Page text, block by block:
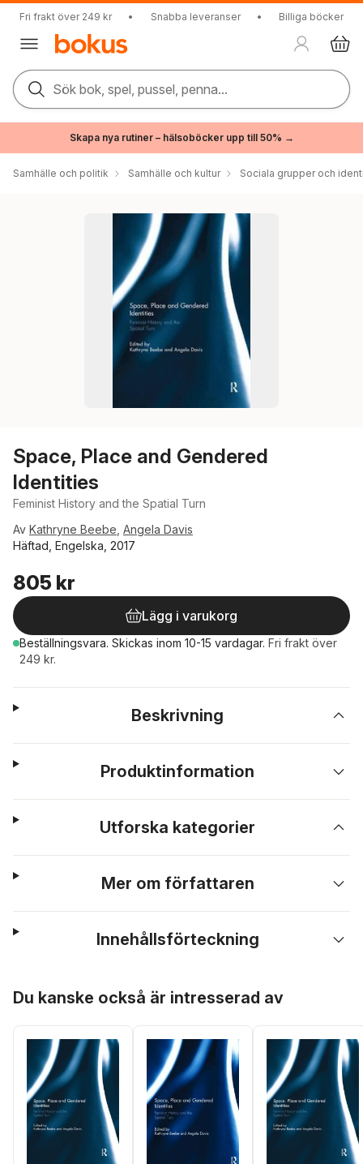
Fri frakt över 249 kr • Snabba leveranser • Billiga böcker
Sök bok, spel, pussel, penna...
Skapa nya rutiner – hälsoböcker upp till 50% →
Samhälle och politik Samhälle och kultur Sociala grupper och
Space, Place and Gendered
Identities
Feminist History and the Spatial Turn
Av Kathryne Beebe Angela Davis
Häftad, Engelska, 2017
805 kr
Lägg i varukorg
Beställningsvara. Skickas inom 10-15 vardagar. Fri frakt över
249 kr.
Beskrivning
Produktinformation
Utforska kategorier
Mer om författaren
Innehållsförteckning
Du kanske också är intresserad av